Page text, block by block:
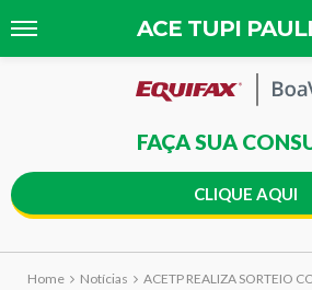
ACE TUPI
FAÇA SUA
CLIQUE AQUI
Home Notícias ACETP REALIZA SORTEIO